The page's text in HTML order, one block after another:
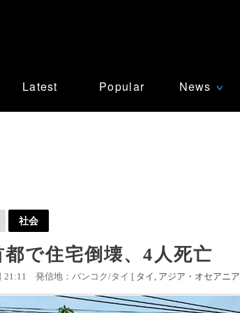
Latest Popular News ∨
社会
都で住宅倒壊、4人死亡
21:11 発信地：バンコク/タイ [ タイ アジア・オセアニア